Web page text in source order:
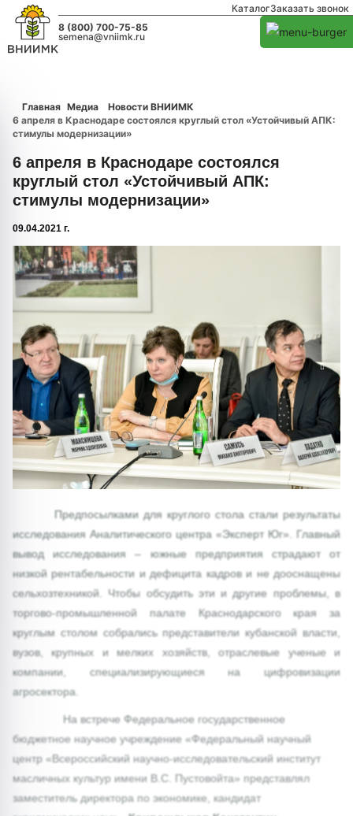
КаталогЗаказать звонок
8 (800) 700-75-85
semena@vniimk.ru
Главная Медиа
Новости ВНИИМК
6 апреля в Краснодаре состоялся круглый стол «Устойчивый АПК:
стимулы модернизации»
6 апреля в Краснодаре состоялся
круглый стол «Устойчивый АПК:
стимулы модернизации»
09.04.2021 г.
1/0
Предпосылками для круглого стола стали результаты
исследования Аналитического центра «Эксперт Юг». Главный
вывод исследования – южные предприятия страдают от
низкой рентабельности и дефицита кадров и не дооснащены
сельхозтехникой. Чтобы обсудить эти и другие проблемы, в
торгово-промышленной палате Краснодарского края за
круглым столом собрались представители кубанской власти,
вузов, крупных и мелких хозяйств, отраслевые ученые и
компании, специализирующиеся на цифровизации
агросектора.
На встрече Федеральное государственное
бюджетное научное учреждение «Федеральный научный
центр «Всероссийский научно-исследовательский институт
масличных культур имени В.С. Пустовойта» представлял
заместитель директора по экономике, кандидат